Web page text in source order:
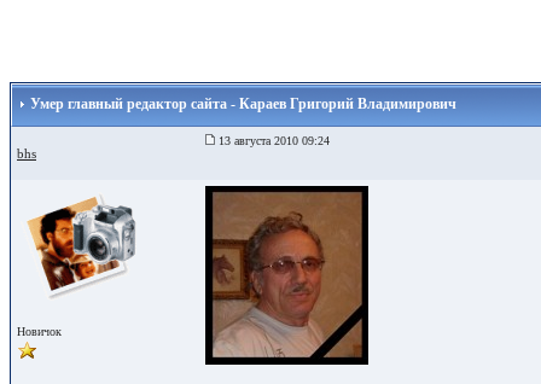
Умер главный редактор сайта - Караев Григорий Владимирович
bhs
13 августа 2010 09:24
Новичок